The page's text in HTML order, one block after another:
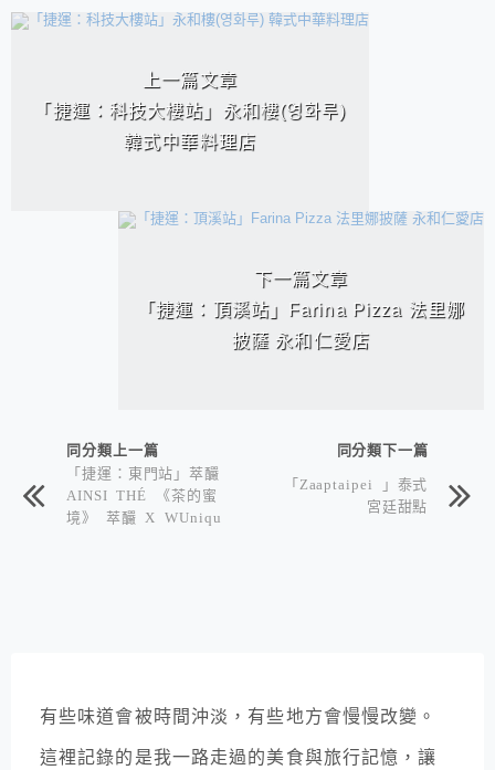
相連文章
上一篇文章
「捷運：科技大樓站」永和樓(영화루)
韓式中華料理店
下一篇文章
「捷運：頂溪站」Farina Pizza 法里娜
披薩 永和仁愛店
同分類上一篇
「捷運：東門站」萃釅
AINSI THÉ 《茶的蜜
境》 萃釅 X WUniqu
同分類下一篇
「Zaaptaipei 」泰式
宮廷甜點
有些味道會被時間沖淡，有些地方會慢慢改變。
這裡記錄的是我一路走過的美食與旅行記憶，讓